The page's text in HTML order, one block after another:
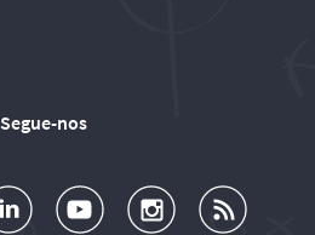
Segue-nos
o o u